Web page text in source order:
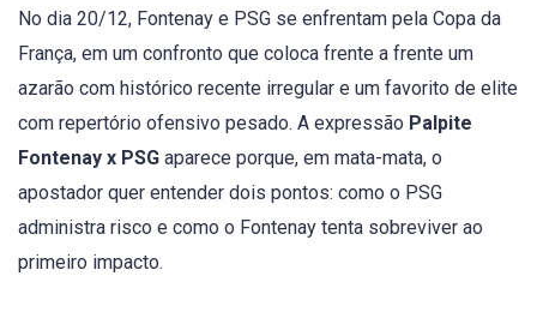
No dia 20/12, Fontenay e PSG se enfrentam pela Copa da
França, em um confronto que coloca frente a frente um
azarão com histórico recente irregular e um favorito de elite
com repertório ofensivo pesado. A expressão Palpite
Fontenay x PSG aparece porque, em mata-mata, o
apostador quer entender dois pontos: como o PSG
administra risco e como o Fontenay tenta sobreviver ao
primeiro impacto.